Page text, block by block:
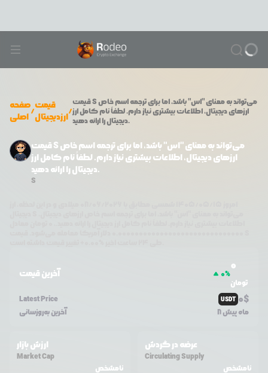
صفحه
اصلی
/
قیمت
ارزدیجیتال
/
S می‌تواند به معنای "اس" باشد، اما برای ترجمه اسم خاص
ارزهای دیجیتال، اطلاعات بیشتری نیاز دارم. لطفاً نام کامل ارز
دیجیتال را ارائه دهید.
قیمت S می‌تواند به معنای "اس" باشد، اما برای ترجمه اسم خاص
ارزهای دیجیتال، اطلاعات بیشتری نیاز دارم. لطفاً نام کامل ارز
دیجیتال را ارائه دهید.
S
آخرین قیمت 0%
0
تومان
Latest Price
USDT 0$
آخرین به‌روزسانی 8 ماه پیش
ارزش بازار
Market Cap
نامشخص
عرضه در گردش
Circulating Supply
نامشخص